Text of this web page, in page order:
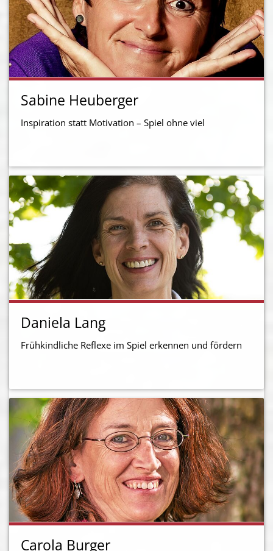
Sabine Heuberger
Inspiration statt Motivation – Spiel ohne viel
Daniela Lang
Frühkindliche Reflexe im Spiel erkennen und fördern
Carola Burger